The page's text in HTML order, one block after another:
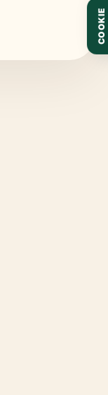
COOKIE